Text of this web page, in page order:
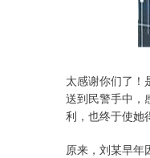
太感谢你们了！
送到民警手中，
利，也终于使她
原来，刘某早年
1.02%